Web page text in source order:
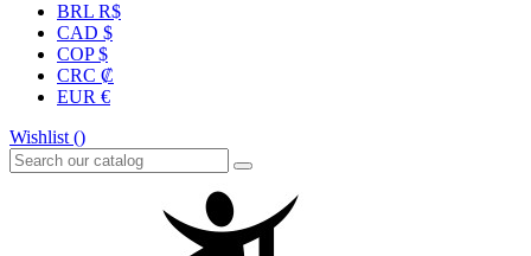
BRL R$
CAD $
COP $
CRC ₡
EUR €
Wishlist ()